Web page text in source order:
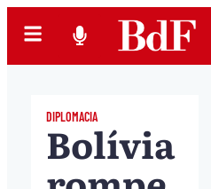
DIPLOMACIA
Bolívia